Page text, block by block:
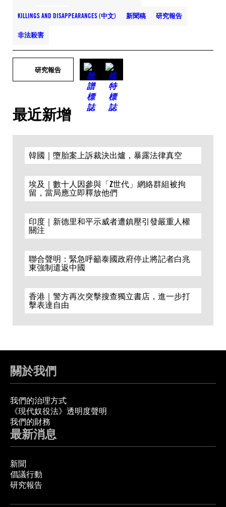
KILLINGS AND DISAPPEARANCES (中文) 新聞稿 研究報告
非法殺害
研究報告
最近新增
韓國｜墮胎案上訴裁決出爐，暴露法律真空
埃及｜數十人因參與「Z世代」網絡群組被拘
留，當局應立即釋放他們
印度｜新德里和平示威者遭鎮壓引發嚴重人權
關注
聯合聲明：緊急呼籲泰國政府停止將記者白兆
東強制遣返中國
香港｜警方再次突擊搜查獨立書店，進一步打
擊表達自由
關於我們
我們的治理方式
《現代奴役法》透明度聲明
我們的財務
最新消息
新聞
倡議行動
研究報告